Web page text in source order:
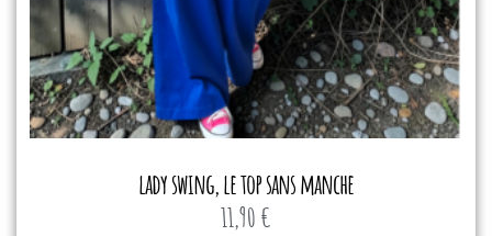
lady swing, le top sans manche
11,90 €